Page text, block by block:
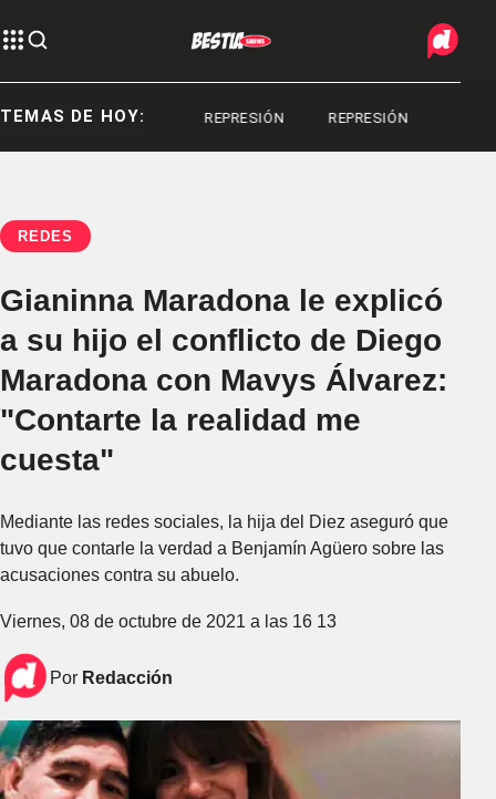
TEMAS DE HOY:
SERGIO BERNI REPRESIÓN REPRESIÓN
REDES
Gianinna Maradona le explicó
a su hijo el conflicto de Diego
Maradona con Mavys Álvarez:
"Contarte la realidad me
cuesta"
Mediante las redes sociales, la hija del Diez aseguró que
tuvo que contarle la verdad a Benjamín Agüero sobre las
acusaciones contra su abuelo.
Viernes, 08 de octubre de 2021 a las 16 13
Por Redacción